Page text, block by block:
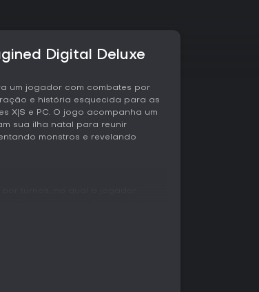
Digital Deluxe
um jogador com combates por
e história esquecida para as
X|S e PC. O jogo acompanha um
sua ilha natal para reunir
monstros e revelando
durante os combates.
Os personagens acumulam